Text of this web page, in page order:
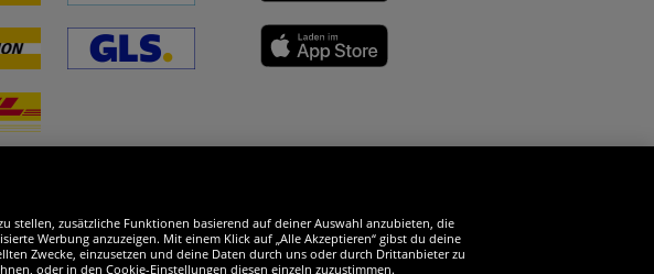
stellen, zusätzliche Funktionen basierend auf deiner Auswahl anzubieten, die
Werbung anzuzeigen. Mit einem Klick auf „Alle Akzeptieren“ gibst du deine
Zwecke, einzusetzen und deine Daten durch uns oder durch Drittanbieter zu
oder in den Cookie-Einstellungen diesen einzeln zuzustimmen.